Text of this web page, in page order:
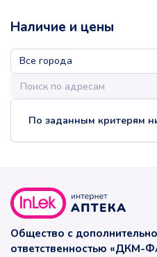
Наличие и цены
По заданным критерям
Общество с
ответственностью «ДКМ-